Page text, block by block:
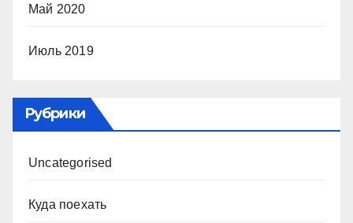
Май 2020
Июль 2019
Рубрики
Uncategorised
Куда поехать